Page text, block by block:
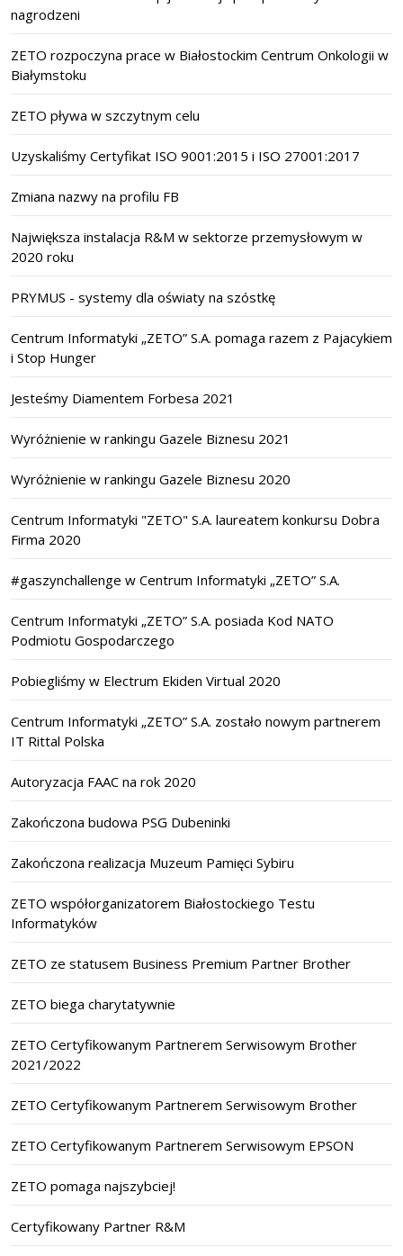
nagrodzeni
ZETO rozpoczyna prace w Białostockim Centrum Onkologii w
Białymstoku
ZETO pływa w szczytnym celu
Uzyskaliśmy Certyfikat ISO 9001:2015 i ISO 27001:2017
Zmiana nazwy na profilu FB
Największa instalacja R&M w sektorze przemysłowym w
2020 roku
PRYMUS - systemy dla oświaty na szóstkę
Centrum Informatyki „ZETO” S.A. pomaga razem z Pajacykiem
i Stop Hunger
Jesteśmy Diamentem Forbesa 2021
Wyróżnienie w rankingu Gazele Biznesu 2021
Wyróżnienie w rankingu Gazele Biznesu 2020
Centrum Informatyki "ZETO" S.A. laureatem konkursu Dobra
Firma 2020
#gaszynchallenge w Centrum Informatyki „ZETO” S.A.
Centrum Informatyki „ZETO” S.A. posiada Kod NATO
Podmiotu Gospodarczego
Pobiegliśmy w Electrum Ekiden Virtual 2020
Centrum Informatyki „ZETO” S.A. zostało nowym partnerem
IT Rittal Polska
Autoryzacja FAAC na rok 2020
Zakończona budowa PSG Dubeninki
Zakończona realizacja Muzeum Pamięci Sybiru
ZETO współorganizatorem Białostockiego Testu
Informatyków
ZETO ze statusem Business Premium Partner Brother
ZETO biega charytatywnie
ZETO Certyfikowanym Partnerem Serwisowym Brother
2021/2022
ZETO Certyfikowanym Partnerem Serwisowym Brother
ZETO Certyfikowanym Partnerem Serwisowym EPSON
ZETO pomaga najszybciej!
Certyfikowany Partner R&M